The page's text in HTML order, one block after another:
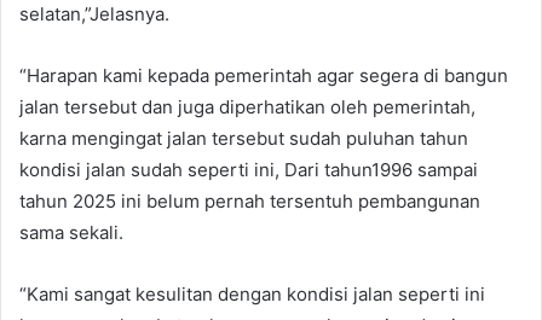
selatan,”Jelasnya.
“Harapan kami kepada pemerintah agar segera di bangun
jalan tersebut dan juga diperhatikan oleh pemerintah,
karna mengingat jalan tersebut sudah puluhan tahun
kondisi jalan sudah seperti ini, Dari tahun1996 sampai
tahun 2025 ini belum pernah tersentuh pembangunan
sama sekali.
“Kami sangat kesulitan dengan kondisi jalan seperti ini